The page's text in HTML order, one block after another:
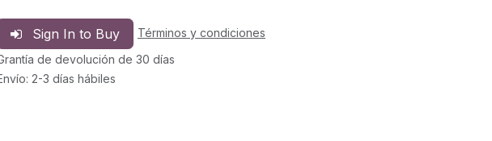
Sign In to Buy
Términos y condiciones
de devolución de 30 días
2-3 días hábiles